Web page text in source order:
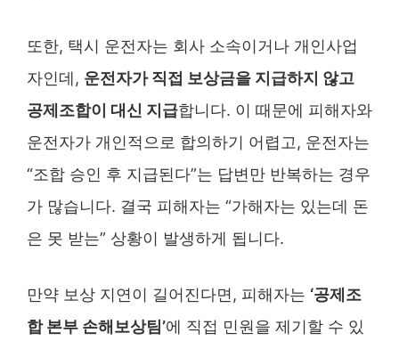
또한, 택시 운전자는 회사 소속이거나 개인사업
자인데, 운전자가 직접 보상금을 지급하지 않고
공제조합이 대신 지급합니다. 이 때문에 피해자와
운전자가 개인적으로 합의하기 어렵고, 운전자는
“조합 승인 후 지급된다”는 답변만 반복하는 경우
가 많습니다. 결국 피해자는 “가해자는 있는데 돈
은 못 받는” 상황이 발생하게 됩니다.
만약 보상 지연이 길어진다면, 피해자는 ‘공제조
합 본부 손해보상팀’에 직접 민원을 제기할 수 있